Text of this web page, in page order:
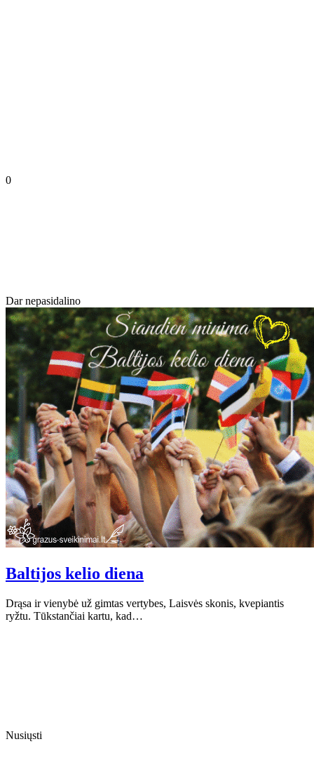
0
Dar nepasidalino
Baltijos kelio diena
Drąsa ir vienybė už gimtas vertybes, Laisvės skonis, kvepiantis
ryžtu. Tūkstančiai kartu, kad…
Nusiųsti